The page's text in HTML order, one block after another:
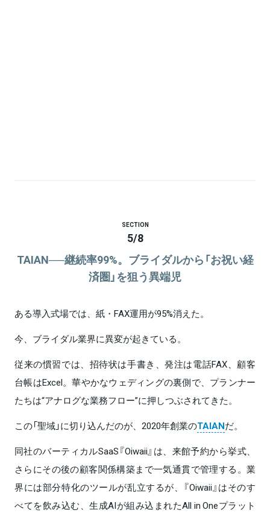
SECTION
5/8
TAIAN──継続率99%。ブライダルから「お祝い経
済圏」を狙う異端児
ある導入式場では、紙・FAX運用が95%消えた。
今、ブライダル業界に異変が起きている。
従来の慣習では、招待状は手書き、発注は電話FAX、顧客
台帳はExcel。華やかなウェディングの裏側で、プランナー
たちは“アナログな業務フロー”に押しつぶされてきた。
この「聖域」に切り込んだのが、2020年創業のTAIANだ。
同社のバーティカルSaaS『Oiwaii』は、来館予約から挙式、
さらにその後の顧客関係構築まで一気通貫で管理する。業
界には部分特化のツールが乱立するが、『Oiwaii』はそのす
べてを飲み込む、生成AIが組み込まれたAll in Oneプラット